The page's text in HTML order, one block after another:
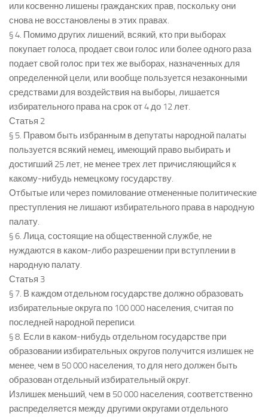
или косвенно лишены гражданских прав, поскольку они
снова не восстановлены в этих правах.
§ 4. Помимо других лишений, всякий, кто при выборах
покупает голоса, продает свои голос или более одного раза
подает свой голос при тех же выборах, назначенных для
определенной цели, или вообще пользуется незаконными
средствами для воздействия на выборы, лишается
избирательного права на срок от 4 до 12 лет.
Статья 2
§ 5. Правом быть избранным в депутаты народной палаты
пользуется всякий немец, имеющий право выбирать и
достигший 25 лет, не менее трех лет причисляющийся к
какому-нибудь немецкому государству.
Отбытые или через помилование отмененные политические
преступления не лишают избирательного права в народную
палату.
§ 6. Лица, состоящие на общественной службе, не
нуждаются в каком-либо разрешении при вступлении в
народную палату.
Статья 3
§ 7. В каждом отдельном государстве должно образовать
избирательные округа по 100 000 населения, считая по
последней народной переписи.
§ 8. Если в каком-нибудь отдельном государстве при
образовании избирательных округов получится излишек не
менее, чем в 50 000 населения, то для него должен быть
образован отдельный избирательный округ.
Излишек меньший, чем в 50 000 населения, соответственно
распределяется между другими округами отдельного